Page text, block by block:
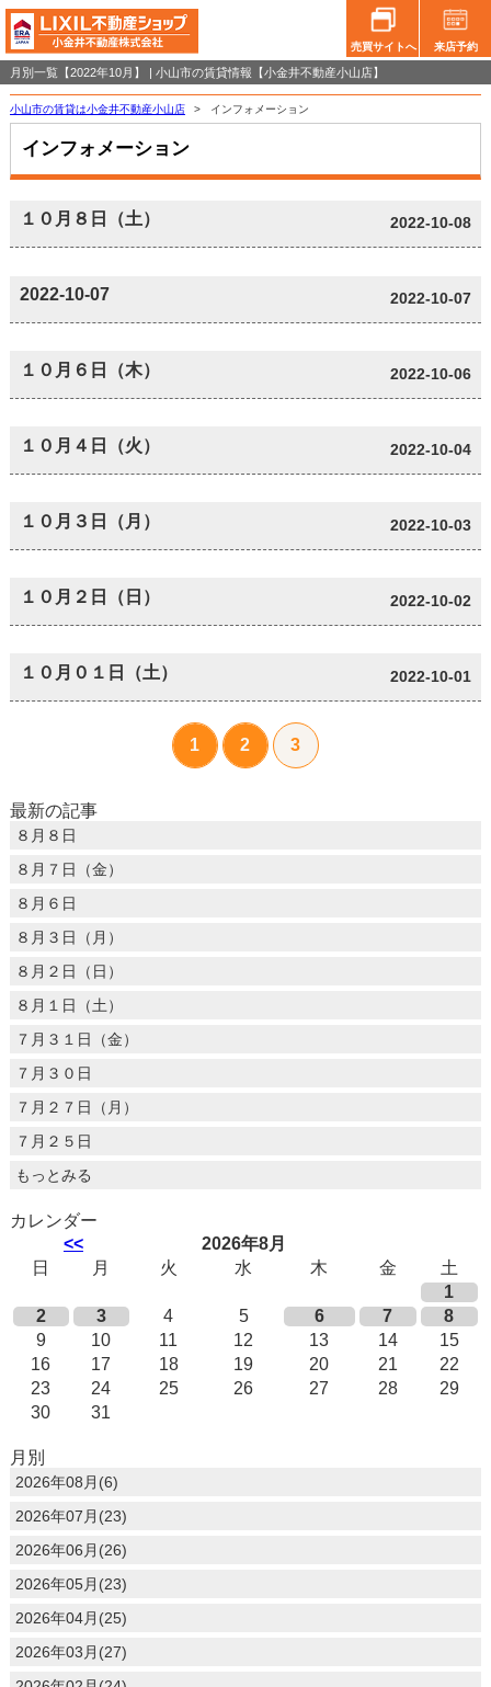
売買サイトへ 来店予約
月別一覧【2022年10月】 | 小山市の賃貸情報【小金井不動産小山店】
小山市の賃貸は小金井不動産小山店 > インフォメーション
インフォメーション
１０月８日（土） 2022-10-08
2022-10-07 2022-10-07
１０月６日（木） 2022-10-06
１０月４日（火） 2022-10-04
１０月３日（月） 2022-10-03
１０月２日（日） 2022-10-02
１０月０１日（土） 2022-10-01
1 2 3
最新の記事
８月８日
８月７日（金）
８月６日
８月３日（月）
８月２日（日）
８月１日（土）
７月３１日（金）
７月３０日
７月２７日（月）
７月２５日
もっとみる
カレンダー
<<
2026年8月
日
月 火 水 木 金
土
1
2
3 4 5 6 7
8
9
10 11 12 13 14
15
16
17 18 19 20 21
22
23
24 25 26 27 28
29
30
31
月別
2026年08月(6)
2026年07月(23)
2026年06月(26)
2026年05月(23)
2026年04月(25)
2026年03月(27)